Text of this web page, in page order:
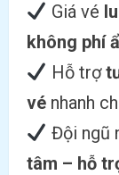
Giá vé
không phí
Hỗ trợ
vé nhanh
Đội ngũ
tâm – hỗ